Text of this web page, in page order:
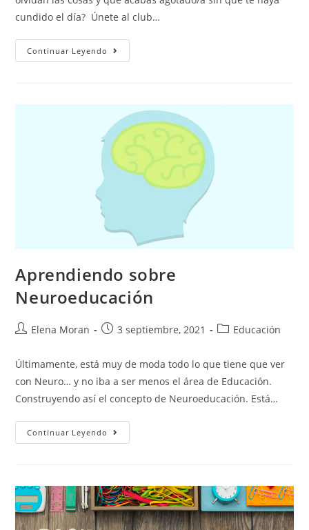
cundido el día? Únete al club…
Continuar Leyendo
Aprendiendo sobre
Neuroeducación
Elena Moran 3 septiembre, 2021 Educación
Últimamente, está muy de moda todo lo que tiene que ver
con Neuro… y no iba a ser menos el área de Educación.
Construyendo así el concepto de Neuroeducación. Está…
Continuar Leyendo